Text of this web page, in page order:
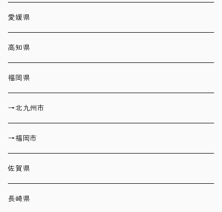
愛媛県
高知県
福岡県
→北九州市
→福岡市
佐賀県
長崎県